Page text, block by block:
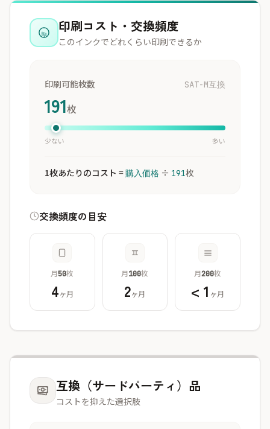
印刷コスト・交換頻度
このインクでどれくらい印刷できるか
印刷可能枚数
191枚
SAT-M互換
少ない 多い
1枚あたりのコスト =購入価格 ÷ 191枚
交換頻度の目安
月50枚
4ヶ月
月100枚
2ヶ月
月200枚
< 1 ヶ月
互換（サードパーティ）品
コストを抑えた選択肢